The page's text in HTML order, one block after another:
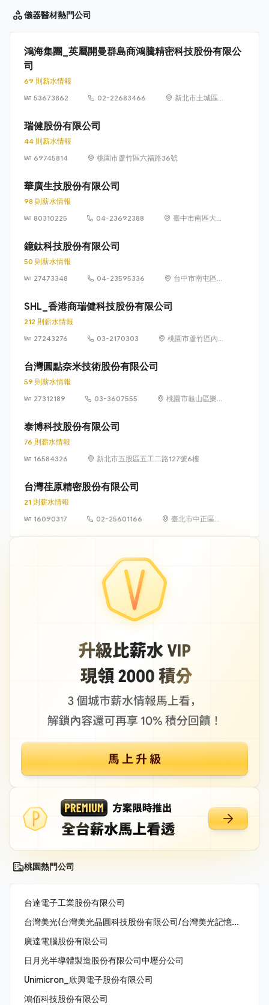
儀器醫材熱門公司
鴻海集團_英屬開曼群島商鴻騰精密科技股份有限公
司
69 則薪水情報
53673862
02-22683466
新北市土城區沛
瑞健股份有限公司
44 則薪水情報
69745814
桃園市蘆竹區六福路36號
華廣生技股份有限公司
98 則薪水情報
80310225
04-23692388
臺中市南區大慶
鐿鈦科技股份有限公司
50 則薪水情報
27473348
04-23595336
台中市南屯區文
SHL_香港商瑞健科技股份有限公司
212 則薪水情報
27243276
03-2170303
桃園市蘆竹區內厝
台灣圓點奈米技術股份有限公司
59 則薪水情報
27312189
03-3607555
桃園市龜山區樂善
泰博科技股份有限公司
76 則薪水情報
16584326
新北市五股區五工二路127號6樓
台灣荏原精密股份有限公司
21 則薪水情報
16090317
02-25601166
臺北市中正區羅
桃園熱門公司
台達電子工業股份有限公司
台灣美光(台灣美光晶圓科技股份有限公司/台灣美光記憶體股份有限公司/美商美光亞太科技股份有限公司)
廣達電腦股份有限公司
日月光半導體製造股份有限公司中壢分公司
Unimicron_欣興電子股份有限公司
鴻佰科技股份有限公司